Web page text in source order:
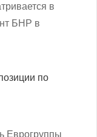
в
БНР в
по
Еврогруппы